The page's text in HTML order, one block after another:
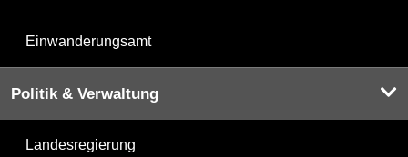
Einwanderungsamt
Politik & Verwaltung
Landesregierung